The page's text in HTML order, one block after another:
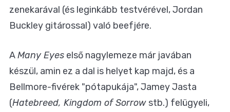
zenekarával (és leginkább testvérével, Jordan
Buckley gitárossal) való beefjére.
AMany Eyes első nagylemeze már javában
készül, amin ez a dal is helyet kap majd, és a
Bellmore-fivérek "pótapukája", Jamey Jasta
(Hatebreed, Kingdom of Sorrow stb.) felügyeli,